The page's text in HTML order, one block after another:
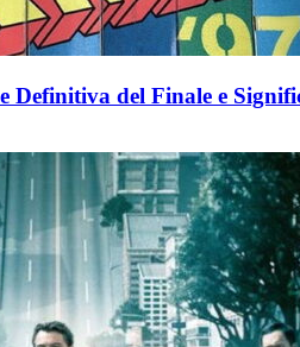
Definitiva del Finale e